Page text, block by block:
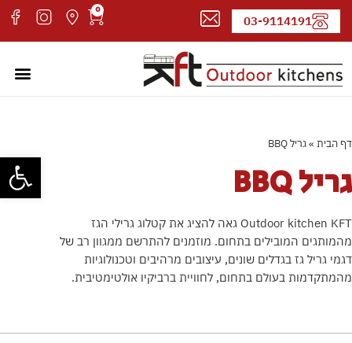
פתח
03-9114191
0
דף הבית »גריל BBQ
גריל BBQ
Outdoor kitchen KFT גאה להציג את קטלוג גרילי הגז
מהמותגים המובילים בתחום. מוזמנים להתרשם ממגוון רב של
דגמי גריל גז בגדלים שונים, עיצובים מרהיבים וטכנולוגיות
מהמתקדמות בעולם בתחום, לחוויית ברביקיו אולטימטיבית.